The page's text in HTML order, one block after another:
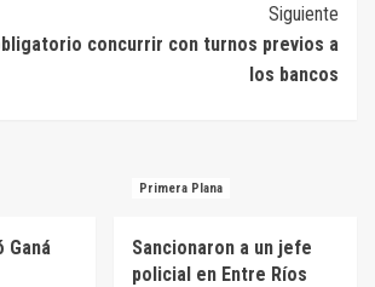
Siguiente
concurrir con turnos previos a
los bancos
Ganá
Primera Plana
Sancionaron a un jefe
policial en Entre Ríos